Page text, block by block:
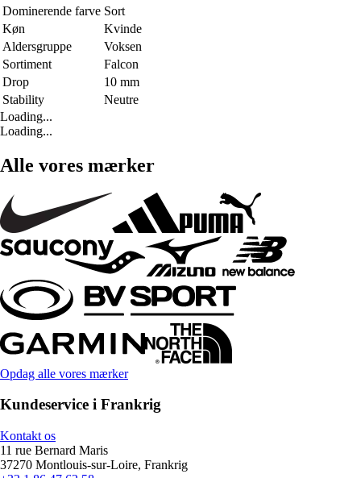
Dominerende farve Sort
Køn
Kvinde
Aldersgruppe
Voksen
Sortiment
Falcon
Drop
10 mm
Stability
Neutre
Loading...
Loading...
Alle vores mærker
Opdag alle vores mærker
Kundeservice i Frankrig
Kontakt os
11 rue Bernard Maris
37270 Montlouis-sur-Loire, Frankrig